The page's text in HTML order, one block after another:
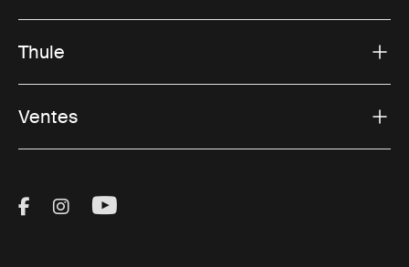
Thule
Ventes
Visit Thule on Facebook (external link)
Visit Thule on Instagram (external link)
Visit Thule on Youtube (external